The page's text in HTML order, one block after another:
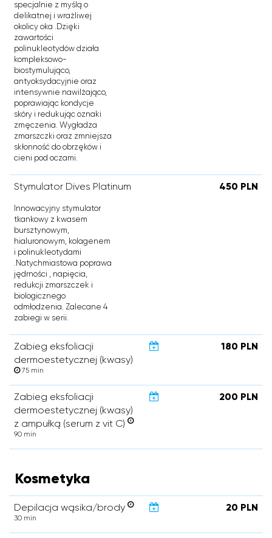
specjalnie z myślą o
delikatnej i wrażliwej
okolicy oka .Dzięki
zawartości
polinukleotydów działa
kompleksowo-
biostymulująco,
antyoksydacyjnie oraz
intensywnie nawilżająco,
poprawiając kondycje
skóry i redukując oznaki
zmęczenia. Wygładza
zmarszczki oraz zmniejsza
skłonność do obrzęków i
cieni pod oczami.
Stymulator Dives Platinum 450 PLN
Innowacyjny stymulator
tkankowy z kwasem
bursztynowym,
hialuronowym, kolagenem
i polinukleotydami
.Natychmiastowa poprawa
jędrności , napięcia,
redukcji zmarszczek i
biologicznego
odmłodzenia. Zalecane 4
zabiegi w serii.
Zabieg eksfoliacji
dermoestetycznej (kwasy)
75 min
180 PLN
Zabieg eksfoliacji
dermoestetycznej (kwasy)
z ampułką (serum z vit C)
90 min
200 PLN
Kosmetyka
Depilacja wąsika/brody
30 min
20 PLN